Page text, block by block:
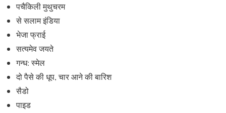
पचैकिली मुथुचरम
से सलाम इंडिया
भेजा फ्राई
सत्यमेव जयते
गन्ध: स्मेल
दो पैसे की धूप, चार आने की बारिश
सैडो
पाइड